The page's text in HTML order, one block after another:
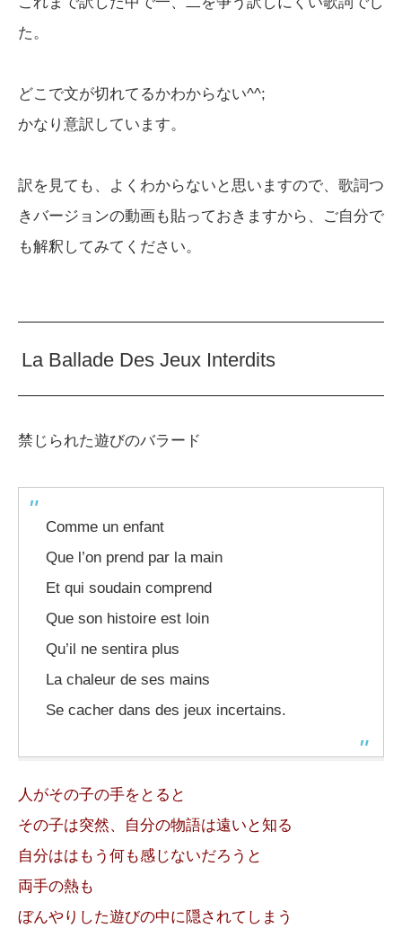
た。
どこで文が切れてるかわからない^^;
かなり意訳しています。
訳を見ても、よくわからないと思いますので、歌詞つ
きバージョンの動画も貼っておきますから、ご自分で
も解釈してみてください。
La Ballade Des Jeux Interdits
禁じられた遊びのバラード
Comme un enfant
Que l’on prend par la main
Et qui soudain comprend
Que son histoire est loin
Qu’il ne sentira plus
La chaleur de ses mains
Se cacher dans des jeux incertains.
人がその子の手をとると
その子は突然、自分の物語は遠いと知る
自分ははもう何も感じないだろうと
両手の熱も
ぼんやりした遊びの中に隠されてしまう